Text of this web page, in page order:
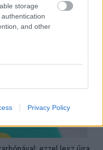
storage
and other
Privacy Policy